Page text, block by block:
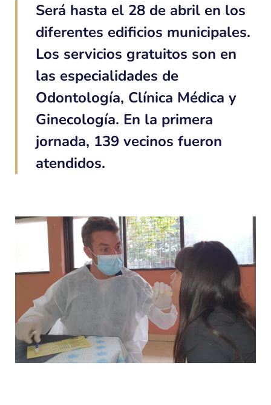
Será hasta el 28 de abril en los
diferentes edificios municipales.
Los servicios gratuitos son en
las especialidades de
Odontología, Clínica Médica y
Ginecología. En la primera
jornada, 139 vecinos fueron
atendidos.